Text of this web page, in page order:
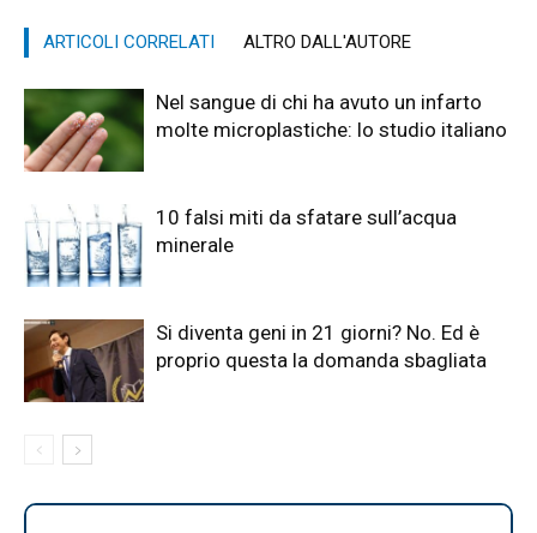
ARTICOLI CORRELATI ALTRO DALL'AUTORE
Nel sangue di chi ha avuto un infarto
molte microplastiche: lo studio italiano
10 falsi miti da sfatare sull’acqua
minerale
Si diventa geni in 21 giorni? No. Ed è
proprio questa la domanda sbagliata